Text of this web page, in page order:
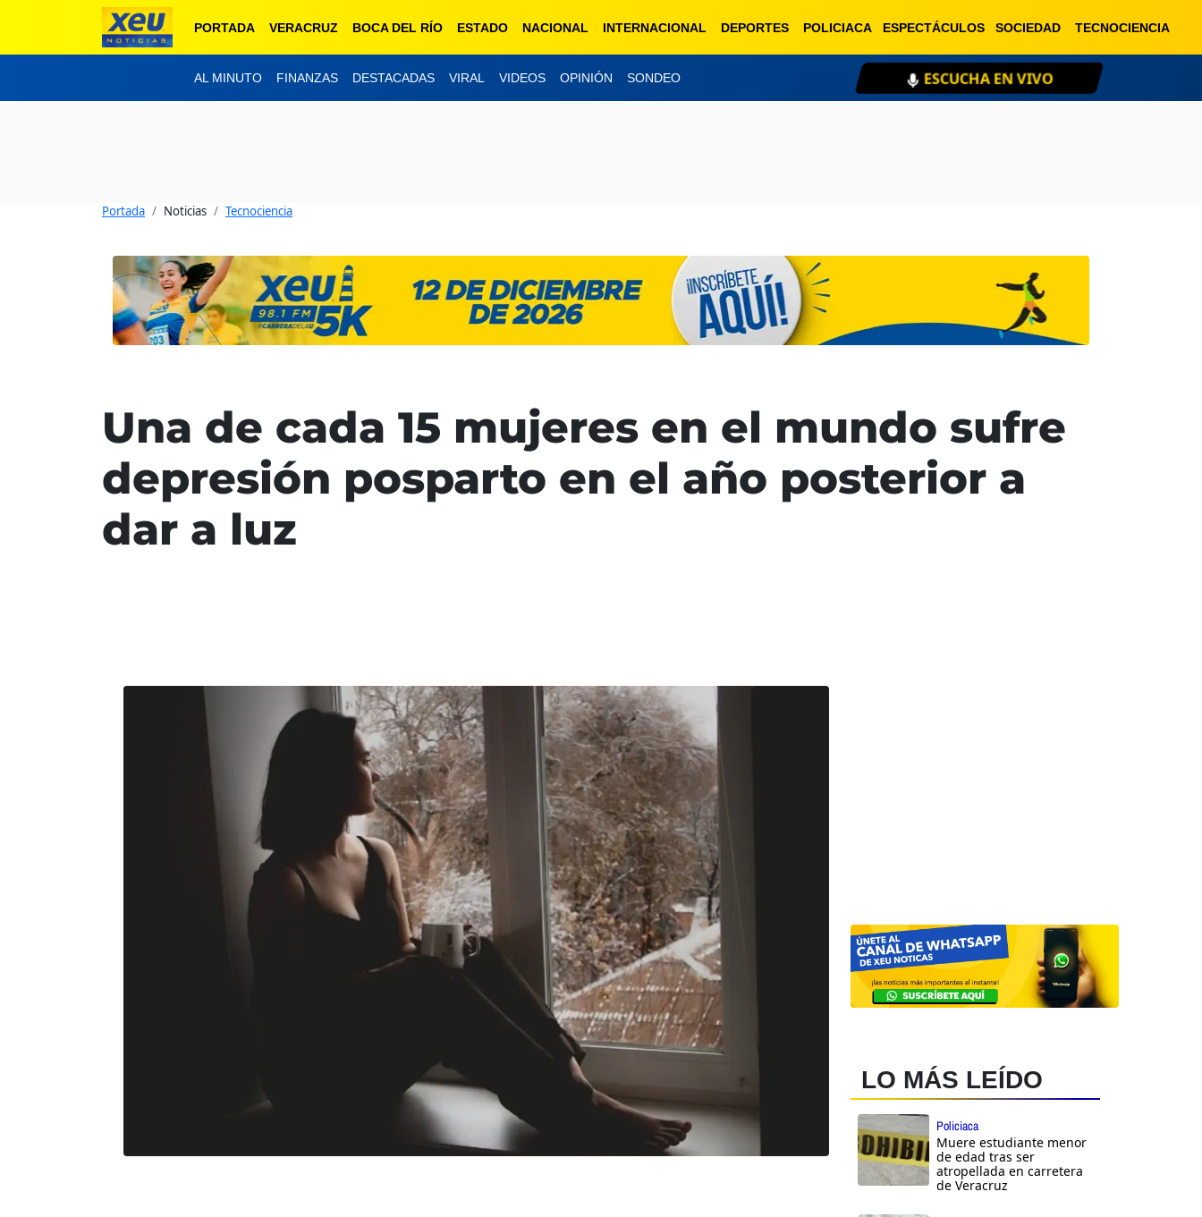
PORTADA VERACRUZ BOCA DEL RÍO ESTADO NACIONAL INTERNACIONAL DEPORTES POLICIACA ESPECTÁCULOS SOCIEDAD TECNOCIENCIA
AL MINUTO FINANZAS DESTACADAS VIRAL VIDEOS OPINIÓN SONDEO ESCUCHA EN VIVO
Portada Noticias Tecnociencia
Una de cada 15 mujeres en el mundo sufre
depresión posparto en el año posterior a
dar a luz
LO MÁS LEÍDO
Policiaca
Muere estudiante menor
de edad tras ser
atropellada en carretera
de Veracruz